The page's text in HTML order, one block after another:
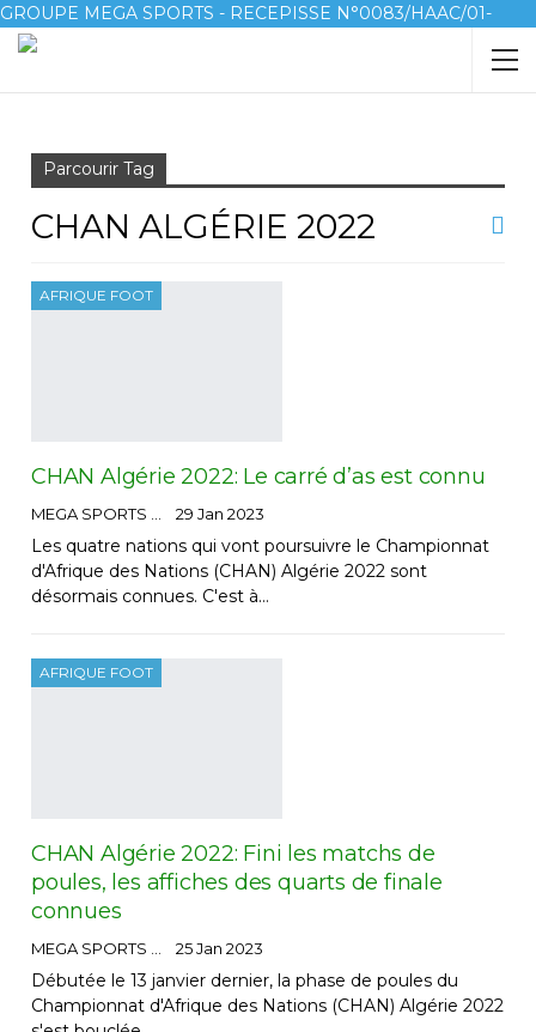
GROUPE MEGA SPORTS - RECEPISSE N°0083/HAAC/01-
2023/pl/P
Parcourir Tag
CHAN ALGÉRIE 2022
AFRIQUE FOOT
CHAN Algérie 2022: Le carré d’as est connu
29 Jan 2023
Les quatre nations qui vont poursuivre le Championnat
d'Afrique des Nations (CHAN) Algérie 2022 sont
désormais connues. C'est à…
AFRIQUE FOOT
CHAN Algérie 2022: Fini les matchs de
poules, les affiches des quarts de finale
connues
MEGA SPORTS 25 Jan 2023
Débutée le 13 janvier dernier, la phase de poules du
Championnat d'Afrique des Nations (CHAN) Algérie 2022